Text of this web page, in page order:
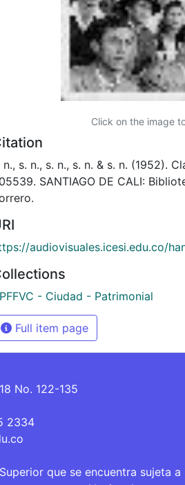
Click on the image
n., s. n., s. n., s. n. & s. n. (1952).
SANTIAGO DE CALI:
audiovisuales.icesi.edu.co/
- Ciudad - Patrimonial
Full item page
No. 122-135
2334
que se encuentra sujeta